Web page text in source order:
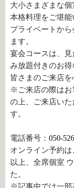
大小さまざまな
本格料理をご堪能
プライベートか
ます。
宴会コースは、
み放題付きのお得
皆さまのご来店を
※ご来店の際はお
の上、ご来店い
す。
電話番号：050-
オンライン予約は
以上、全席個室
た。
※記事中では一部